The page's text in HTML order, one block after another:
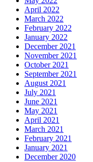
April 2022
March 2022
February 2022
January 2022
December 2021
November 2021
October 2021
September 2021
August 2021
July 2021
June 2021
May 2021
April 2021
March 2021
February 2021
January 2021
December 2020